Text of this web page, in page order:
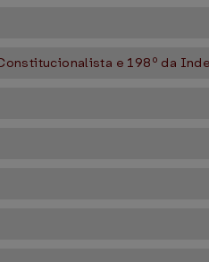
e 198º da